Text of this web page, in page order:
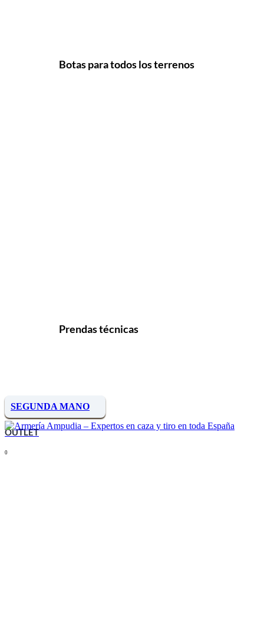
Botas para todos los terrenos
Prendas técnicas
SEGUNDA MANO
OUTLET
0